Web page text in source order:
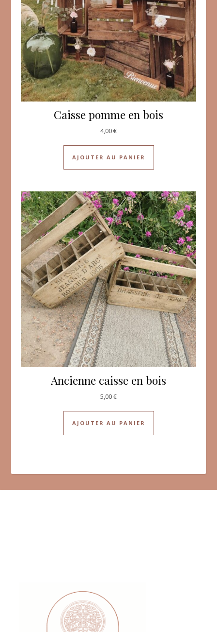
Caisse pomme en bois
4,00€
AJOUTER AU PANIER
Ancienne caisse en bois
5,00€
AJOUTER AU PANIER